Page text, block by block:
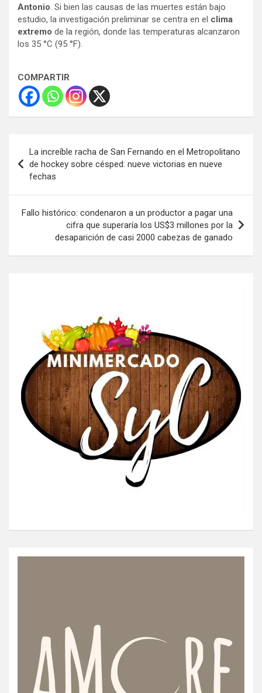
Antonio. Si bien las causas de las muertes están bajo
estudio, la investigación preliminar se centra en el clima
extremo de la región, donde las temperaturas alcanzaron
los 35 °C (95 °F).
COMPARTIR
de
entradas
La increíble racha de San Fernando en el Metropolitano
de hockey sobre césped: nueve victorias en nueve
fechas
Fallo histórico: condenaron a un productor a pagar una
cifra que superaría los US$3 millones por la
desaparición de casi 2000 cabezas de ganado